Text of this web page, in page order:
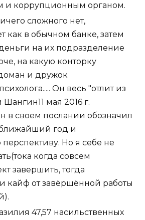
и коррупционным органом.
сложного нет,
как в обычном банке, затем
на их подразделение
на какую конторку
и дружок
Он весь "отлит из
мая 2016 г.
в своем послании обозначил
год и
Но я себе не
когда совсем
завершить, тогда
кайф от завёршённой работы
47,57 насильственных